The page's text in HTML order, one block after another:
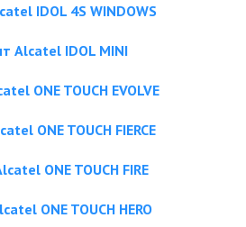
IDOL 4S WINDOWS
Alcatel IDOL MINI
ONE TOUCH EVOLVE
ONE TOUCH FIERCE
ONE TOUCH FIRE
ONE TOUCH HERO